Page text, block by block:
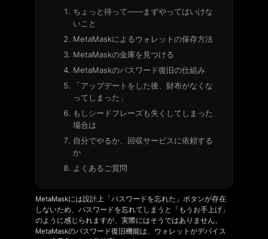
ちょっと待って――まずやってはいけな
いこと
MetaMaskによるウォレットの保存方法
MetaMaskの金庫を見つける
MetaMaskのパスワード復旧の仕組み
「アップデートをした後、財布がなくな
ってしまった」
もしシードフレーズも失くしてしまった
場合は
自分でやるか、回収サービスに依頼する
か
よくあるご質問
MetaMaskには設計上「パスワードを忘れた」ボタンが存在
しないため、パスワードを忘れてしまうと「もうお手上げ」
のように感じられますが、実際にはそうではありません。
MetaMaskのパスワード復旧機能は、ウォレットがデバイス